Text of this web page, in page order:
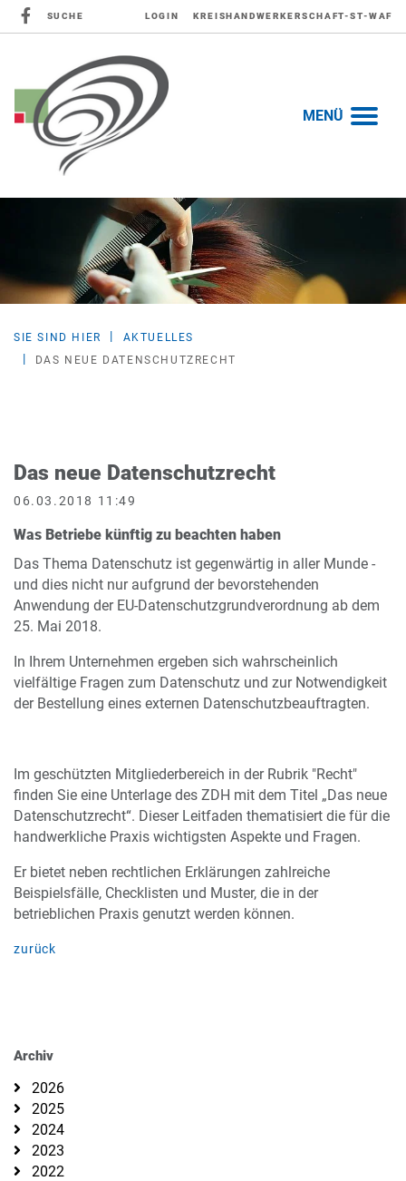
SUCHE LOGIN KREISHANDWERKERSCHAFT-ST-WAF
MENÜ
SIE SIND HIER
AKTUELLES
DAS NEUE DATENSCHUTZRECHT
Das neue Datenschutzrecht
06.03.2018 11:49
Was Betriebe künftig zu beachten haben
Das Thema Datenschutz ist gegenwärtig in aller Munde -
und dies nicht nur aufgrund der bevorstehenden
Anwendung der EU-Datenschutzgrundverordnung ab dem
25. Mai 2018.
In Ihrem Unternehmen ergeben sich wahrscheinlich
vielfältige Fragen zum Datenschutz und zur Notwendigkeit
der Bestellung eines externen Datenschutzbeauftragten.
Im geschützten Mitgliederbereich in der Rubrik "Recht"
finden Sie eine Unterlage des ZDH mit dem Titel „Das neue
Datenschutzrecht“. Dieser Leitfaden thematisiert die für die
handwerkliche Praxis wichtigsten Aspekte und Fragen.
Er bietet neben rechtlichen Erklärungen zahlreiche
Beispielsfälle, Checklisten und Muster, die in der
betrieblichen Praxis genutzt werden können.
zurück
Archiv
2026
2025
2024
2023
2022